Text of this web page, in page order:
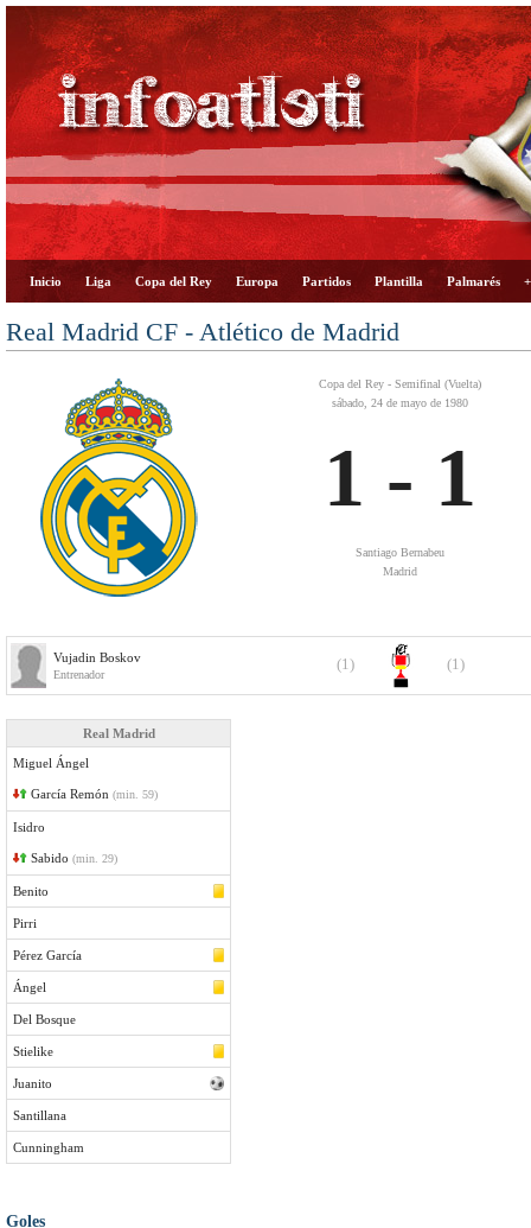
Inicio Liga Copa del Rey Europa Partidos Plantilla Palmarés
Real Madrid CF - Atlético de Madrid
Copa del Rey - Semifinal (Vuelta)
sábado, 24 de mayo de 1980
1 - 1
Santiago Bernabeu
Madrid
Vujadin Boskov
Entrenador
(1) (1)
Real Madrid
Miguel Ángel
García Remón (min. 59)
Isidro
Sabido (min. 29)
Benito
Pirri
Pérez García
Ángel
Del Bosque
Stielike
Juanito
Santillana
Cunningham
Goles